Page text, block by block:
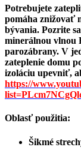
Potrebujete
pomáha znižovať
bývania. Pozrite
minerálnou vlnou
parozábrany. V
zateplenie domu
izoláciu upevniť,
https://
Oblasť použitia:
Šikmé